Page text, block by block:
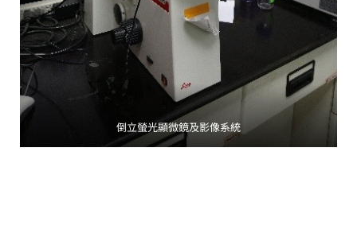
倒立螢光顯微鏡及影像系統